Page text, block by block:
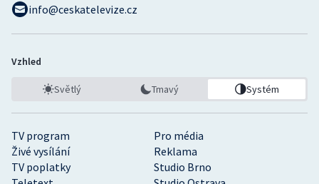
TV program
Pro média
Živé vysílání
Reklama
TV poplatky
Studio Brno
info@ceskatelevize.cz
Vzhled
Světlý Tmavý Systém